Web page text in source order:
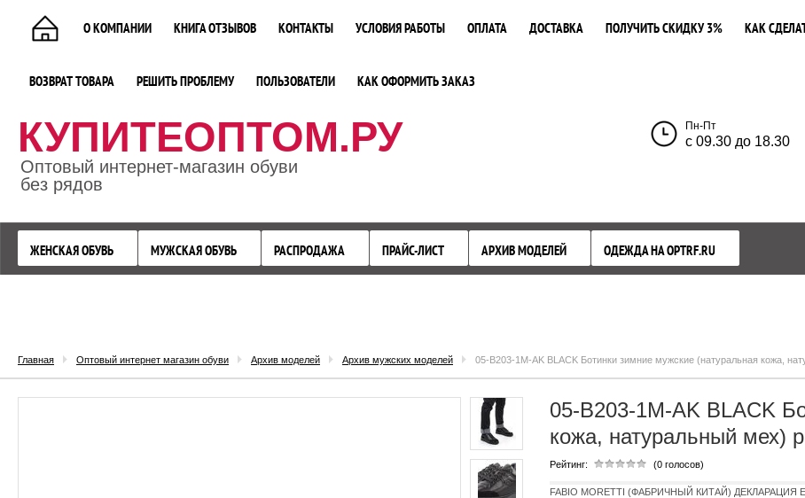
О КОМПАНИИ КНИГА ОТЗЫВОВ КОНТАКТЫ УСЛОВИЯ РАБОТЫ ОПЛАТА ДОСТАВКА ПОЛУЧИТЬ СКИДКУ 3% КАК
ВОЗВРАТ ТОВАРА РЕШИТЬ ПРОБЛЕМУ ПОЛЬЗОВАТЕЛИ КАК ОФОРМИТЬ ЗАКАЗ
КУПИТЕОПТОМ.РУ
Оптовый интернет-магазин обуви
без рядов
Пн-Пт
с 09.30 до 18.30
ЖЕНСКАЯ ОБУВЬ МУЖСКАЯ ОБУВЬ РАСПРОДАЖА ПРАЙС-ЛИСТ АРХИВ МОДЕЛЕЙ ОДЕЖДА НА OPTRF.RU
Главная Оптовый интернет магазин обуви Архив моделей Архив мужских моделей 05-B203-1M-AK BLACK Ботинки зимние мужские (натуральная кожа,
05-B203-1M-AK BLACK
кожа, натуральный мех)
Рейтинг: (0 голосов)
FABIO MORETTI (ФАБРИЧНЫЙ КИТАЙ) ДЕКЛАРАЦИЯ